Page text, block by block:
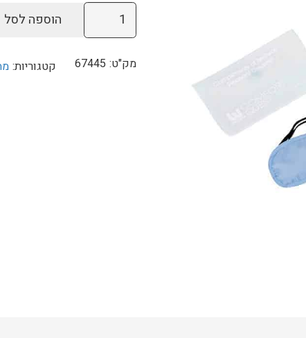
כמות
של
נסיעה
הוספה לסל
מק"ט: 67445 קטגוריות: